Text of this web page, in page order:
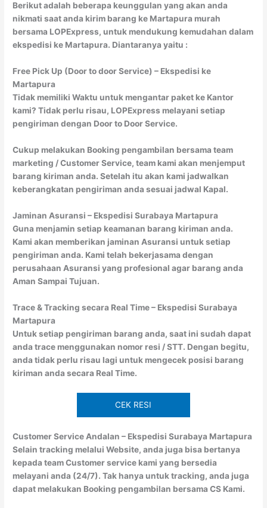
Berikut adalah beberapa keunggulan yang akan anda
nikmati saat anda kirim barang ke Martapura murah
bersama LOPExpress, untuk mendukung kemudahan dalam
ekspedisi ke Martapura. Diantaranya yaitu :
Free Pick Up (Door to door Service) – Ekspedisi ke
Martapura
Tidak memiliki Waktu untuk mengantar paket ke Kantor
kami? Tidak perlu risau, LOPExpress melayani setiap
pengiriman dengan Door to Door Service.
Cukup melakukan Booking pengambilan bersama team
marketing / Customer Service, team kami akan menjemput
barang kiriman anda. Setelah itu akan kami jadwalkan
keberangkatan pengiriman anda sesuai jadwal Kapal.
Jaminan Asuransi – Ekspedisi Surabaya Martapura
Guna menjamin setiap keamanan barang kiriman anda.
Kami akan memberikan jaminan Asuransi untuk setiap
pengiriman anda. Kami telah bekerjasama dengan
perusahaan Asuransi yang profesional agar barang anda
Aman Sampai Tujuan.
Trace & Tracking secara Real Time – Ekspedisi Surabaya
Martapura
Untuk setiap pengiriman barang anda, saat ini sudah dapat
anda trace menggunakan nomor resi / STT. Dengan begitu,
anda tidak perlu risau lagi untuk mengecek posisi barang
kiriman anda secara Real Time.
CEK RESI
Customer Service Andalan – Ekspedisi Surabaya Martapura
Selain tracking melalui Website, anda juga bisa bertanya
kepada team Customer service kami yang bersedia
melayani anda (24/7). Tak hanya untuk tracking, anda juga
dapat melakukan Booking pengambilan bersama CS Kami.